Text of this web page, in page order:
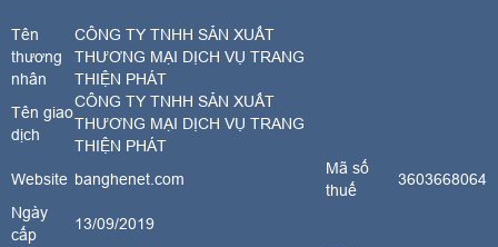
Tên
thương
nhân
CÔNG TY TNHH SẢN XUẤT
THƯƠNG MẠI DỊCH VỤ TRANG
THIỆN PHÁT
Tên giao
dịch
CÔNG TY TNHH SẢN XUẤT
THƯƠNG MẠI DỊCH VỤ TRANG
THIỆN PHÁT
Website banghenet.com
Mã số
thuế
3603668064
Ngày
cấp
13/09/2019